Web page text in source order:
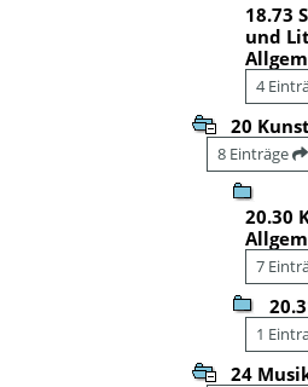
18.73
und
4
20
8 Einträge
20.30
7
1
24